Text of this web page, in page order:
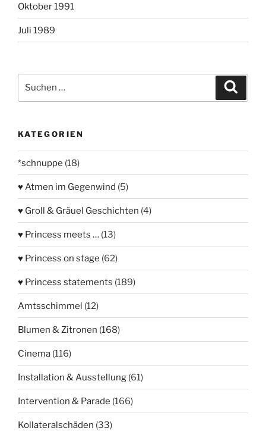
Oktober 1991
Juli 1989
nach:
KATEGORIEN
*schnuppe (18)
♥ Atmen im Gegenwind (5)
♥ Groll & Gräuel Geschichten (4)
♥ Princess meets … (13)
♥ Princess on stage (62)
♥ Princess statements (189)
Amtsschimmel (12)
Blumen & Zitronen (168)
Cinema (116)
Installation & Ausstellung (61)
Intervention & Parade (166)
Kollateralschäden (33)